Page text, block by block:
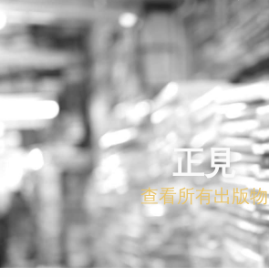
正見
查看所有出版物